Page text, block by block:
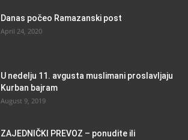
Danas počeo Ramazanski post
April 24, 2020
U nedelju 11. avgusta muslimani proslavljaju
Kurban bajram
August 9, 2019
ZAJEDNIČKI PREVOZ – ponudite ili